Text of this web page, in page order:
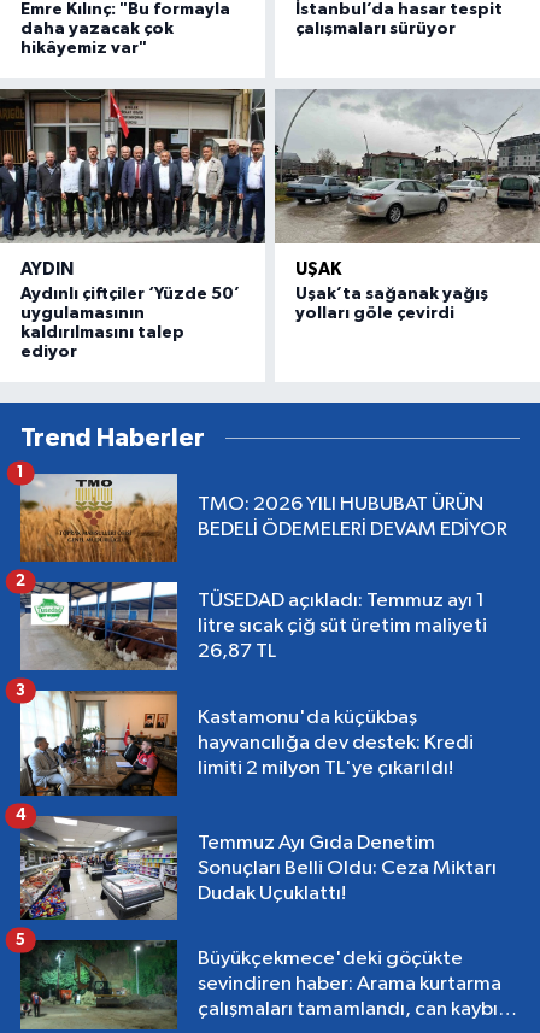
Emre Kılınç: "Bu formayla
daha yazacak çok
hikâyemiz var"
İstanbul’da hasar tespit
çalışmaları sürüyor
AYDIN
Aydınlı çiftçiler ‘Yüzde 50’
uygulamasının
kaldırılmasını talep
ediyor
UŞAK
Uşak’ta sağanak yağış
yolları göle çevirdi
Trend Haberler
TMO: 2026 YILI HUBUBAT ÜRÜN
BEDELİ ÖDEMELERİ DEVAM EDİYOR
1
TÜSEDAD açıkladı: Temmuz ayı 1
litre sıcak çiğ süt üretim maliyeti
26,87 TL
2
Kastamonu'da küçükbaş
hayvancılığa dev destek: Kredi
limiti 2 milyon TL'ye çıkarıldı!
3
Temmuz Ayı Gıda Denetim
Sonuçları Belli Oldu: Ceza Miktarı
Dudak Uçuklattı!
4
Büyükçekmece'deki göçükte
sevindiren haber: Arama kurtarma
çalışmaları tamamlandı, can kaybı
5